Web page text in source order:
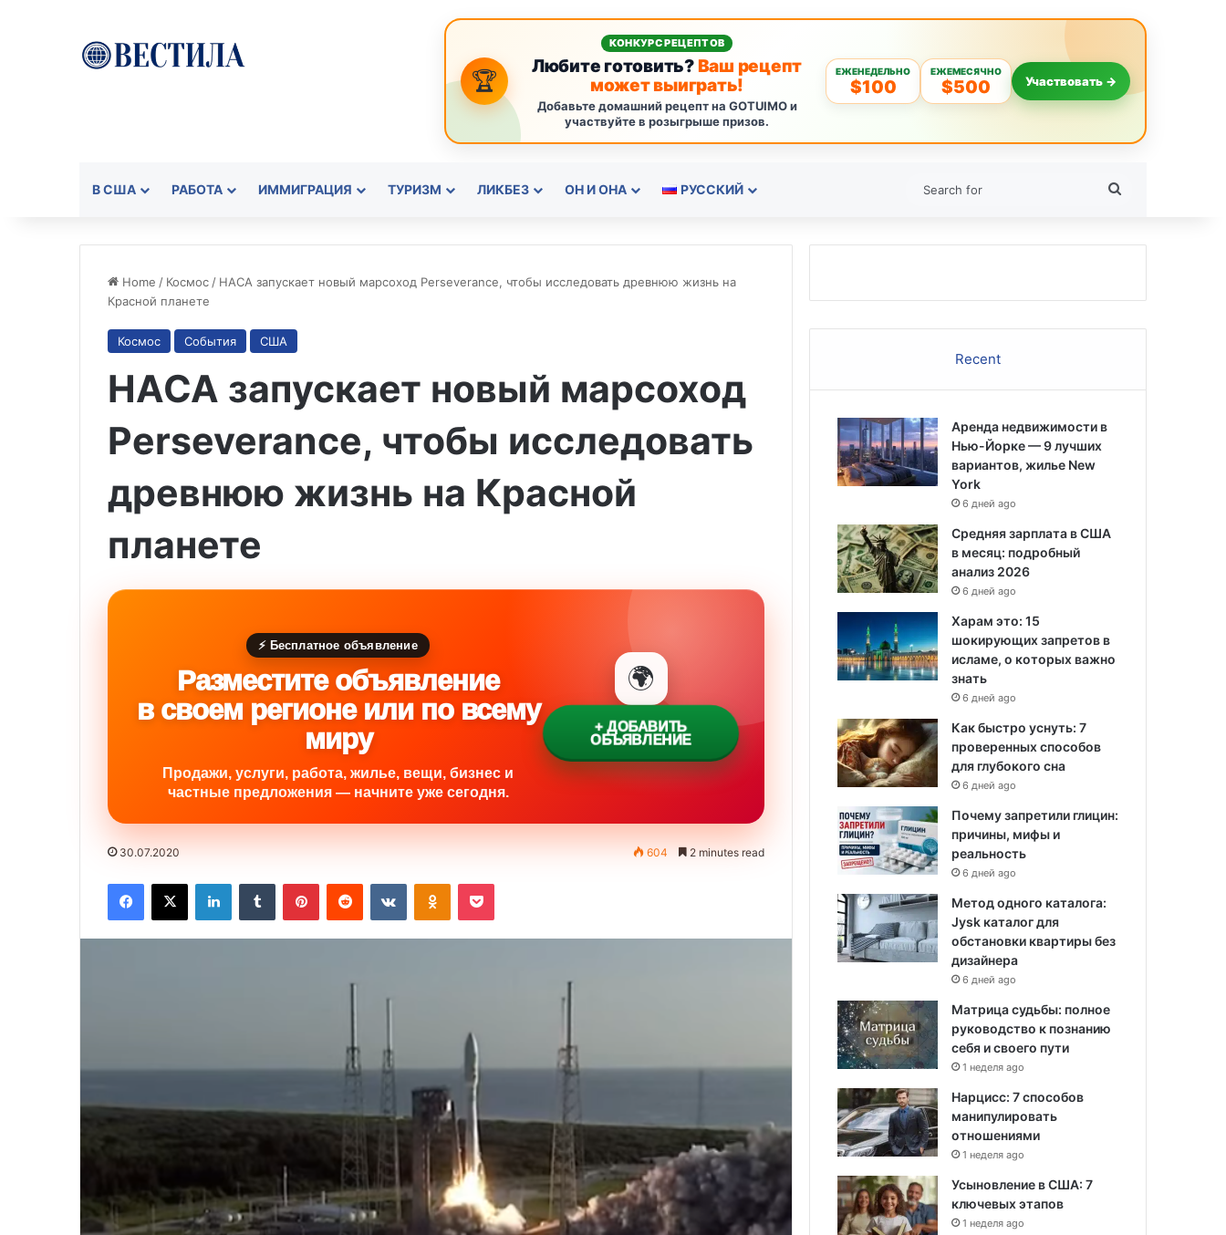
🏆
КОНКУРС РЕЦЕПТОВ
Любите готовить?Ваш рецепт
может выиграть!
Добавьте домашний рецепт на GOTUIMO и
участвуйте в розыгрыше призов.
ЕЖЕНЕДЕЛЬНО
$100
ЕЖЕМЕСЯЧНО
$500 Участвовать →
В США РАБОТА ИММИГРАЦИЯ ТУРИЗМ ЛИКБЕЗ ОН И ОНА РУССКИЙ
Home / Космос / НАСА запускает новый марсоход Perseverance, чтобы исследовать древнюю жизнь на
Красной планете
Космос События США
НАСА запускает новый марсоход
Perseverance, чтобы исследовать
древнюю жизнь на Красной
планете
⚡ Бесплатное объявление
Разместите объявление
в своем регионе или по всему
миру
Продажи, услуги, работа, жилье, вещи, бизнес и
частные предложения — начните уже сегодня.
🌍
+ ДОБАВИТЬ
ОБЪЯВЛЕНИЕ
30.07.2020 604 2 minutes read
Recent
Аренда недвижимости в
Нью-Йорке — 9 лучших
вариантов, жилье New
York
6 дней ago
Средняя зарплата в США
в месяц: подробный
анализ 2026
6 дней ago
Харам это: 15
шокирующих запретов в
исламе, о которых важно
знать
6 дней ago
Как быстро уснуть: 7
проверенных способов
для глубокого сна
6 дней ago
Почему запретили глицин:
причины, мифы и
реальность
6 дней ago
Метод одного каталога:
Jysk каталог для
обстановки квартиры без
дизайнера
6 дней ago
Матрица судьбы: полное
руководство к познанию
себя и своего пути
1 неделя ago
Нарцисс: 7 способов
манипулировать
отношениями
1 неделя ago
Усыновление в США: 7
ключевых этапов
1 неделя ago